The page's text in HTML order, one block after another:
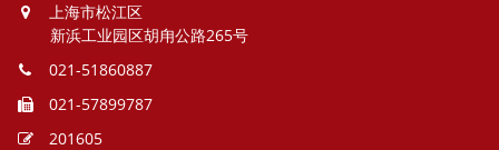
上海市松江区
新浜工业园区胡甪公路265号
021-51860887
021-57899787
201605